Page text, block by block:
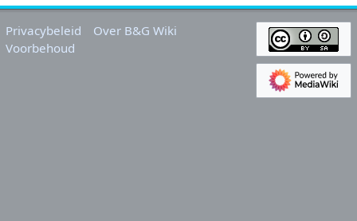
0
1
0
Privacybeleid
Over B&G Wiki
Voorbehoud